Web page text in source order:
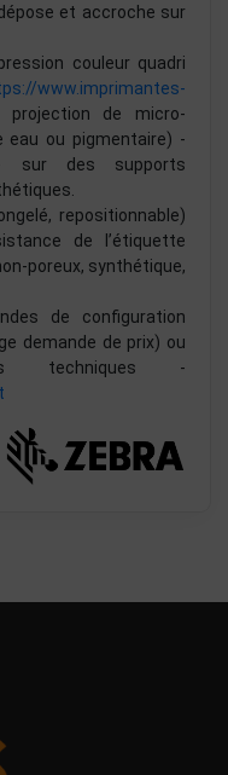
et accroche sur
couleur quadri
www.imprimantes-
de micro-
eau ou pigmentaire) -
des supports
repositionnable)
de l’étiquette
poreux, synthétique,
de configuration
demande de prix) ou
techniques -